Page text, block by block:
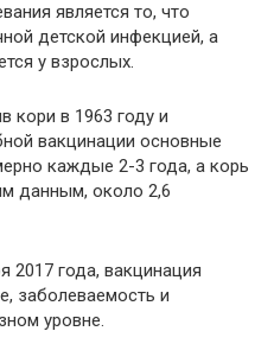
является то, что
детской инфекцией, а
у взрослых.
кори в 1963 году и
вакцинации основные
каждые 2-3 года, а корь
данным, около 2,6
года, вакцинация
заболеваемость и
уровне.